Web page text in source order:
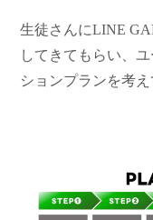
生徒さんにLINE
してきてもらい、
ションプランを考え